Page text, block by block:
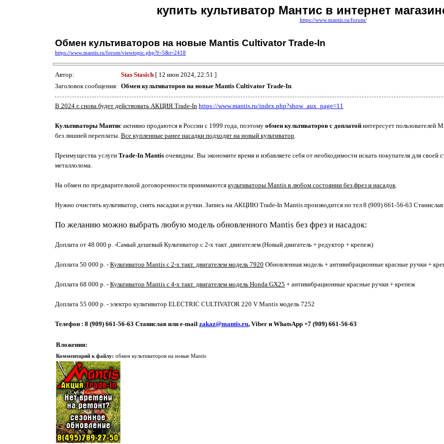
купить культиватор Мантис в интернет
https://www.mantis.ru/forum/
Обмен культиваторов на новые Mantis Cultivator Trade-In
https://www.mantis.ru/forum/viewtopic.php?f=5&t=2418
Автор: Stas Stasich [ 12 июн 2024, 22:51 ]
Заголовок сообщения: Обмен культиваторов на новые Mantis Cultivator Trade-In
В 2024 г. снова будет действовать АКЦИЯ Trade-In https://www.mantis.ru/index.php?show_aux_page=11
Культиваторы Мантис активно продаются в России с 1999 года, поэтому обмен культиваторов с доплатой интересует пользователей
без лишней переплаты. Все купленные ранее насадки подходят на новый культиватор
Преимущества услуги Trade-In Mantis очевидны: Вы экономите время и избавляете себя от необходимости искать покупателя для своей
металлолома.
На обмен по предварительной договоренности принимаются культиваторы Mantis в любом состоянии без фрез и насадок
Нужно очистить культиватор, снять насадки и ручки. Запись на АКЦИЮ Trade-In Mantis производится по тел 8 (909) 661-56-63
По желанию можно выбрать любую модель обновленного Mantis без фрез и насадок:
Доплата от 48 000 р. -Самый дешевый Культиватор с 2-х такт. двигателем (Новый двигатель + редуктор + крепеж)
Доплата 50 000 р. - Культиватор Mantis с 2-х такт. двигателем модель 7920 Обновленная модель + антивибрационные красные ручки +
Доплата 68 000 р. - Культиватор Mantis с 4-х такт. двигателем модель Honda GX25 + антивибрационные красные ручки + крепеж
Доплата 55 000 р. - электро культиватор ELECTRIC CULTIVATOR 220 V Mantis модель 7252
Телефон : 8 (909) 661-56-63 Станислав или e-mail zakaz@mantis.ru, Viber и WhatsApp +7 (909) 661-56-63
Вложения:
Комментарий к файлу: обмен культиваторов на новые Mantis